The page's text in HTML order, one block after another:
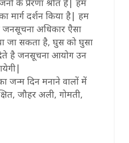
के प्रेरणा श्रोत है| हम
मार्ग दर्शन किया है| हम
अधिकार एैसा
जा सकता है, घुस को घुसा
है जनसूचना आयोग उन
का जन्म दिन मनाने वालों में
जौहर अली, गोमती,